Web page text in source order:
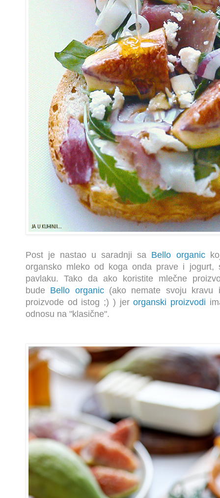
Post je nastao u saradnji sa Bello organic
organsko mleko od koga onda prave i jogurt,
pavlaku. Tako da ako koristite mlečne
bude Bello organic(ako nemate svoju kravu
proizvode od istog ;) ) jerorganski proizvodi
odnosu na "klasične".